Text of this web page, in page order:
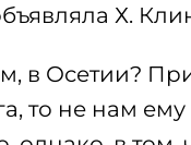
Х.
в Осетии?
то не нам ему